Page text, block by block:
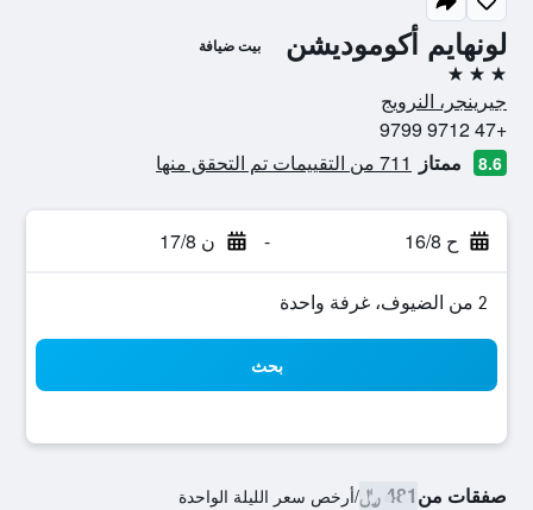
لونهايم أكوموديشن بيت ضيافة
3 نجوم
جيرينجر، النرويج
+47 9712 9799
8.6 ممتاز 711 من التقييمات تم التحقق منها
ح 16/8 - ن 17/8
2 من الضيوف، غرفة واحدة
بحث
صفقات من481 ﷼ /أرخص سعر الليلة الواحدة